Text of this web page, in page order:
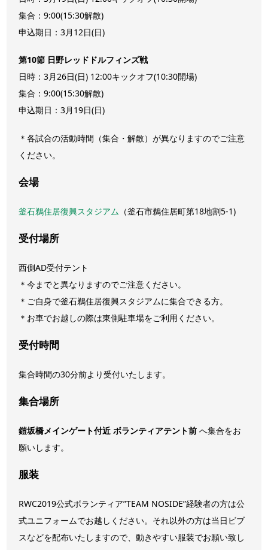
集合：9:00(15:30解散)
申込期日：3月12日(日)
第10節 日野レッドドルフィンズ戦
日時：3月26日(日) 12:00キックオフ(10:30開場)
集合：9:00(15:30解散)
申込期日：3月19日(日)
＊各試合の活動時間（集合・解散）が異なりますのでご注意
ください。
会場
釜石鵜住居復興スタジアム （釜石市鵜住居町第18地割5-1)
受付場所
西側AD受付テント
＊今までと異なりますのでご注意ください。
＊ご自身で釜石鵜住居復興スタジアムに集合できる方。
＊お車でお越しの際は東側駐車場をご利用ください。
受付時間
集合時間の30分前より受付いたします。
集合場所
鎧坂橋メインゲート付近 ボランティアテント前 へ集合をお
願いします。
服装
RWC2019公式ボランティア”TEAM NOSIDE”経験者の方は公
式ユニフォームでお越しください。それ以外の方は当日ビブ
スなどを配布いたしますので、動きやすい服装でお願い致し